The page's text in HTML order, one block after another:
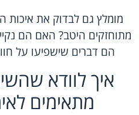
מומלץ גם לבדוק את
מתוחזקים היטב? האם הם
הם דברים שישפיעו על
איך לוודא
מתאימים